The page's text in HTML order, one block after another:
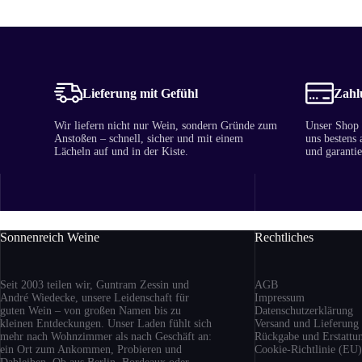
Lieferung mit Gefühl
Wir liefern nicht nur Wein, sondern Gründe zum
Anstoßen – schnell, sicher und mit einem
Lächeln auf und in der Kiste.
Unser
uns
und
Sonnenreich Weine
Seit 2003 teilen wir, Guntram Zessin und
André Wiedecke, unsere Leidenschaft für
guten Wein – von großen Namen bis zu
kleinen Entdeckungen. Unser Laden fühlt sich
mehr nach Wohnzimmer als nach Geschäft an:
ein Ort zum Ankommen, Probieren und
Rechtliches
AGB
Impressum
Datenschutzerklärung
Versand und Lieferung
Rückgabe und
Cookie-Richtlinie (EU)